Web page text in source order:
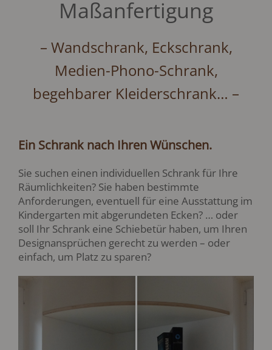
Maßanfertigung
– Wandschrank, Eckschrank,
Medien-Phono-Schrank,
begehbarer Kleiderschrank… –
Ein Schrank nach Ihren Wünschen.
Sie suchen einen individuellen Schrank für Ihre
Räumlichkeiten? Sie haben bestimmte
Anforderungen, eventuell für eine Ausstattung im
Kindergarten mit abgerundeten Ecken? … oder
soll Ihr Schrank eine Schiebetür haben, um Ihren
Designansprüchen gerecht zu werden – oder
einfach, um Platz zu sparen?